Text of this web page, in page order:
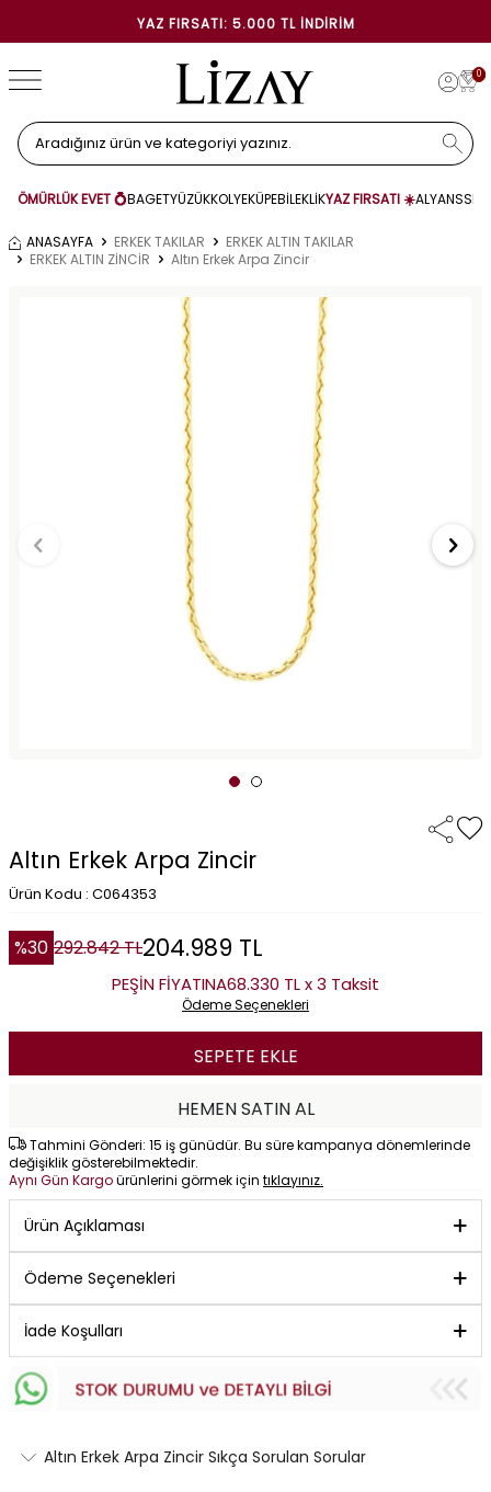
YAZ FIRSATI: 5.000 TL İNDIRIM
0
ÖMÜRLÜK EVET 💍BAGETYÜZÜKKOLYEKÜPEBİLEKLİKYAZ FIRSATI ☀️ALYANS
ANASAYFA ERKEK TAKILAR
ERKEK ALTIN TAKILAR
ERKEK ALTIN ZİNCİR
Altın Erkek Arpa Zincir
Altın Erkek Arpa Zincir
Ürün Kodu : C064353
%30 292.842TL204.989 TL
PEŞİN FİYATINA68.330 TL x 3 Taksit
Ödeme Seçenekleri
SEPETE EKLE
HEMEN SATIN AL
Tahmini Gönderi: 15 iş günüdür. Bu süre kampanya dönemlerinde
değişiklik gösterebilmektedir.
Aynı Gün Kargoürünlerini görmek için tıklayınız.
Ürün Açıklaması
Ödeme Seçenekleri
İade Koşulları
Altın Erkek Arpa Zincir Sıkça Sorulan Sorular